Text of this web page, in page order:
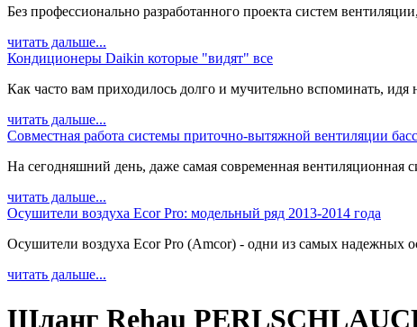
Без профессионально разработанного проекта систем
читать дальше...
Кондиционеры Daikin которые "видят" все
Как часто вам приходилось долго и мучительно вспоминать,
читать дальше...
Совместная работа системы приточно-вытяжной вентиляции
На сегодняшний день, даже самая современная вентиляционная
читать дальше...
Осушители воздуха Ecor Pro: модельный ряд 2013-2014 года
Осушители воздуха Ecor Pro (Amcor) - одни из самых надежных
читать дальше...
Шланг Rehau